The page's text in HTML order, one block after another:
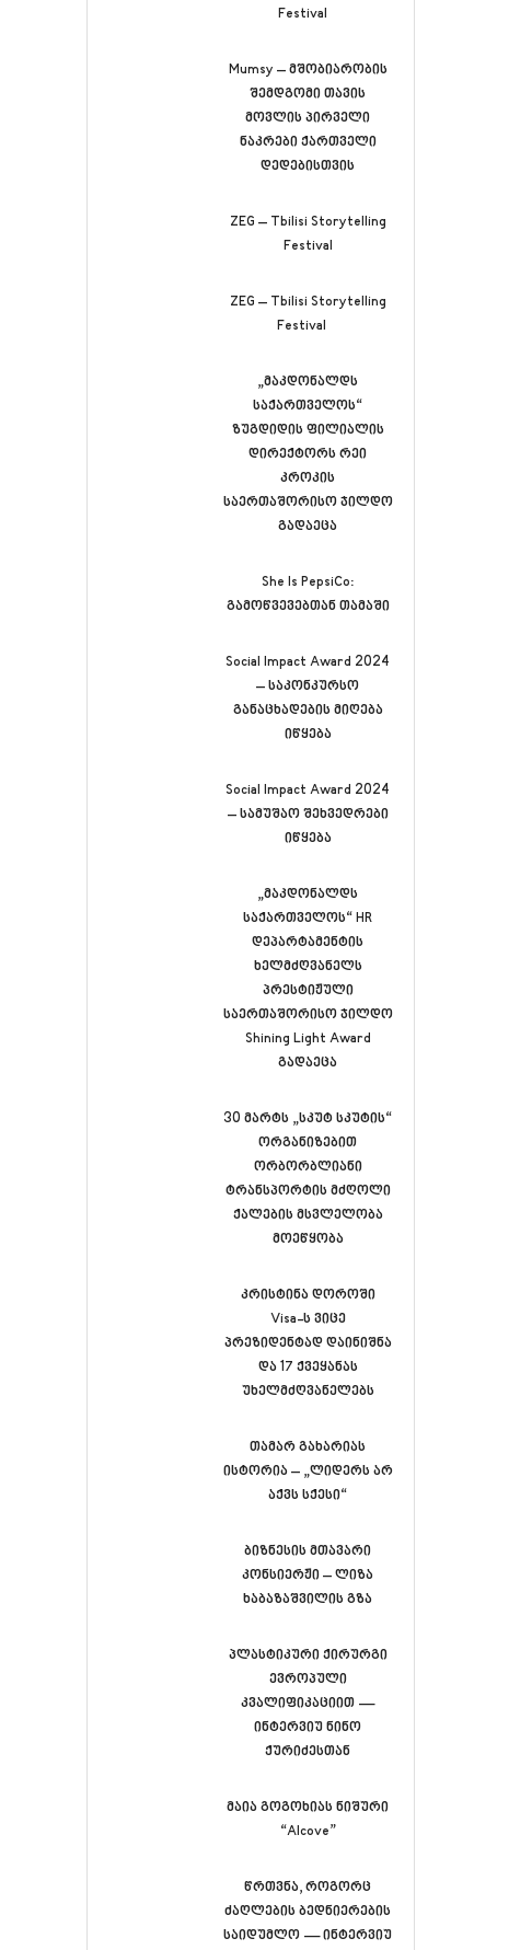
Festival
Mumsy – მშობიარობის
შემდგომი თავის
მოვლის პირველი
ნაკრები ქართველი
დედებისთვის
ZEG – Tbilisi Storytelling
Festival
ZEG – Tbilisi Storytelling
Festival
„მაკდონალდს
საქართველოს“
ზუგდიდის ფილიალის
დირექტორს რეი
კროკის
საერთაშორისო ჯილდო
გადაეცა
She Is PepsiCo:
გამოწვევებთან თამაში
Social Impact Award 2024
– საკონკურსო
განაცხადების მიღება
იწყება
Social Impact Award 2024
– სამუშაო შეხვედრები
იწყება
„მაკდონალდს
საქართველოს“ HR
დეპარტამენტის
ხელმძღვანელს
პრესტიჟული
საერთაშორისო ჯილდო
Shining Light Award
გადაეცა
30 მარტს „სკუტ სკუტის“
ორგანიზებით
ორბორბლიანი
ტრანსპორტის მძღოლი
ქალების მსვლელობა
მოეწყობა
კრისტინა დოროში
Visa-ს ვიცე
პრეზიდენტად დაინიშნა
და 17 ქვეყანას
უხელმძღვანელებს
თამარ გახარიას
ისტორია – „ლიდერს არ
აქვს სქესი“
ბიზნესის მთავარი
კონსიერჟი – ლიზა
ხაბაზაშვილის გზა
პლასტიკური ქირურგი
ევროპული
კვალიფიკაციით —
ინტერვიუ ნინო
ქურიძესთან
მაია გოგოხიას ნიშური
“Alcove”
წრთვნა, როგორც
ძაღლების ბედნიერების
საიდუმლო — ინტერვიუ